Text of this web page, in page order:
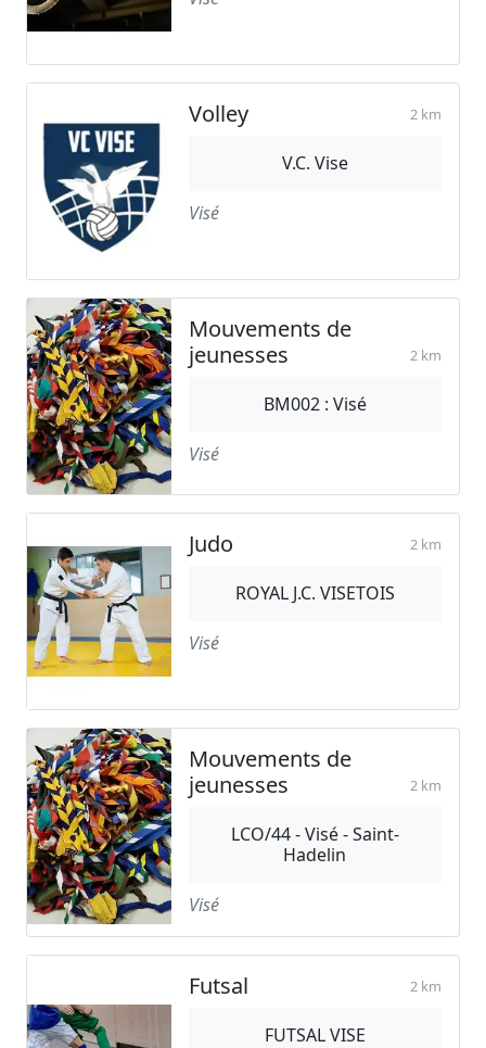
Volley 2 km
V.C. Vise
Visé
Mouvements de
jeunesses
2 km
BM002 : Visé
Visé
Judo 2 km
ROYAL J.C. VISETOIS
Visé
Mouvements de
jeunesses
2 km
LCO/44 - Visé - Saint-
Hadelin
Visé
Futsal 2 km
FUTSAL VISE